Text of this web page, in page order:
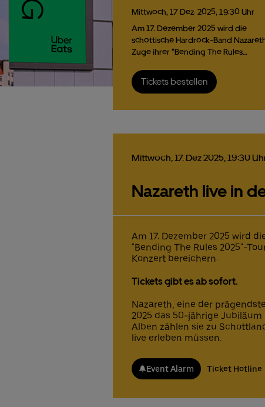
Mittwoch, 17Dez. 2025, 19:30 Uhr
Am 17. Dezember 2025 wird die
schottische Hardrock-Band
Zuge ihrer "Bending The Rules…
Tickets bestellen
Mittwoch,17. Dez2025,19:30
Nazareth live in
Am 17. Dezember 2025 wird
"Bending The Rules 2025"-
Konzert bereichern.
Tickets gibt es ab sofort.
Nazareth, eine der
2025 das 50-jährige Jubiläum
Alben zählen sie zu
live erleben müssen.
Event Alarm Ticket Hotline